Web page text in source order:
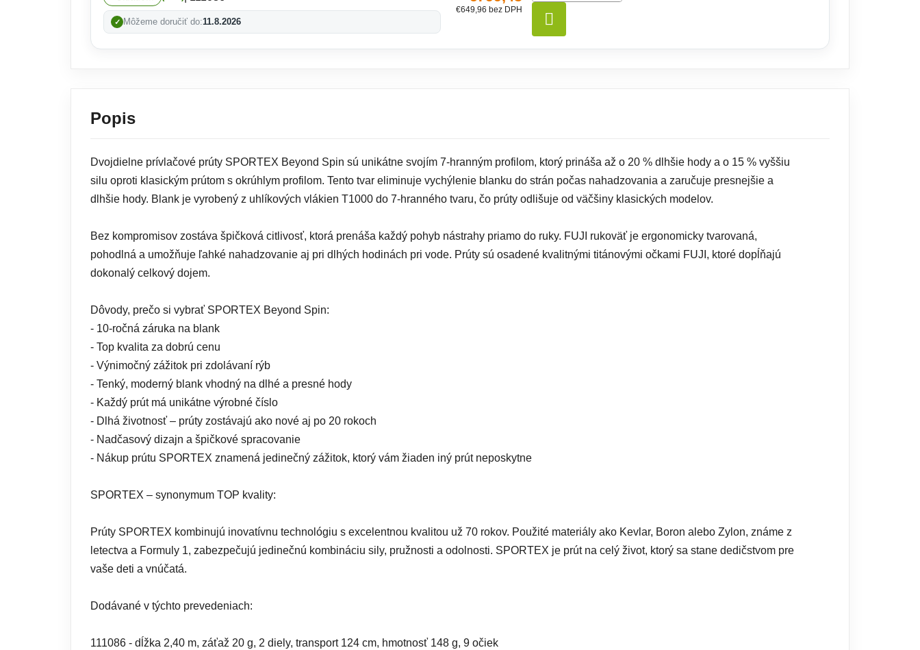
Môžeme doručiť do:11.8.2026
€649,96 bez DPH
Popis
Dvojdielne prívlačové prúty SPORTEX Beyond Spin sú unikátne svojím 7-hranným profilom, ktorý prináša až o 20 % dlhšie hody a o 15 % vyššiu
silu oproti klasickým prútom s okrúhlym profilom. Tento tvar eliminuje vychýlenie blanku do strán počas nahadzovania a zaručuje presnejšie a
dlhšie hody. Blank je vyrobený z uhlíkových vlákien T1000 do 7-hranného tvaru, čo prúty odlišuje od väčšiny klasických modelov.
Bez kompromisov zostáva špičková citlivosť, ktorá prenáša každý pohyb nástrahy priamo do ruky. FUJI rukoväť je ergonomicky tvarovaná,
pohodlná a umožňuje ľahké nahadzovanie aj pri dlhých hodinách pri vode. Prúty sú osadené kvalitnými titánovými očkami FUJI, ktoré dopĺňajú
dokonalý celkový dojem.
Dôvody, prečo si vybrať SPORTEX Beyond Spin:
- 10-ročná záruka na blank
- Top kvalita za dobrú cenu
- Výnimočný zážitok pri zdolávaní rýb
- Tenký, moderný blank vhodný na dlhé a presné hody
- Každý prút má unikátne výrobné číslo
- Dlhá životnosť – prúty zostávajú ako nové aj po 20 rokoch
- Nadčasový dizajn a špičkové spracovanie
- Nákup prútu SPORTEX znamená jedinečný zážitok, ktorý vám žiaden iný prút neposkytne
SPORTEX – synonymum TOP kvality:
Prúty SPORTEX kombinujú inovatívnu technológiu s excelentnou kvalitou už 70 rokov. Použité materiály ako Kevlar, Boron alebo Zylon, známe z
letectva a Formuly 1, zabezpečujú jedinečnú kombináciu sily, pružnosti a odolnosti. SPORTEX je prút na celý život, ktorý sa stane dedičstvom pre
vaše deti a vnúčatá.
Dodávané v týchto prevedeniach:
111086 - dĺžka 2,40 m, záťaž 20 g, 2 diely, transport 124 cm, hmotnosť 148 g, 9 očiek